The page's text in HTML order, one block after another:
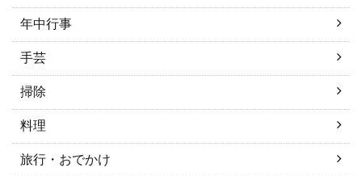
年中行事
手芸
掃除
料理
旅行・おでかけ